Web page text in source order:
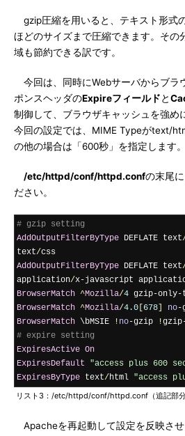
gzip圧縮を用いると、テキスト形式
ほどのサイズまで圧縮できます。その
域も節約できる訳です。
今回は、同時にWebサーバからブラ
ポンスヘッダのExpireフィールドと
制御して、ブラウザキャッシュを強め
今回の設定では、MIME Typeがtext/
の他の場合は「600秒」を指定します。
/etc/httpd/conf/httpd.confの末尾
ださい。
# gzip setting
AddOutputFilterByType DEFLATE text
text/
AddOutputFilterByType DEFLATE text
application/x-javascript
BrowserMatch ^Mozilla/4 gzip-only-
BrowserMatch ^Mozilla/4.0 678 no-
BrowserMatch \bMSIE ! no-gzip !gzip
# expire setting
ExpiresActive On
ExpiresDefault
"access plus 600
ExpiresByType text/html "access
リスト3：/etc/httpd/conf/httpd.conf（追記部分
Apacheを再起動して設定を反映させ